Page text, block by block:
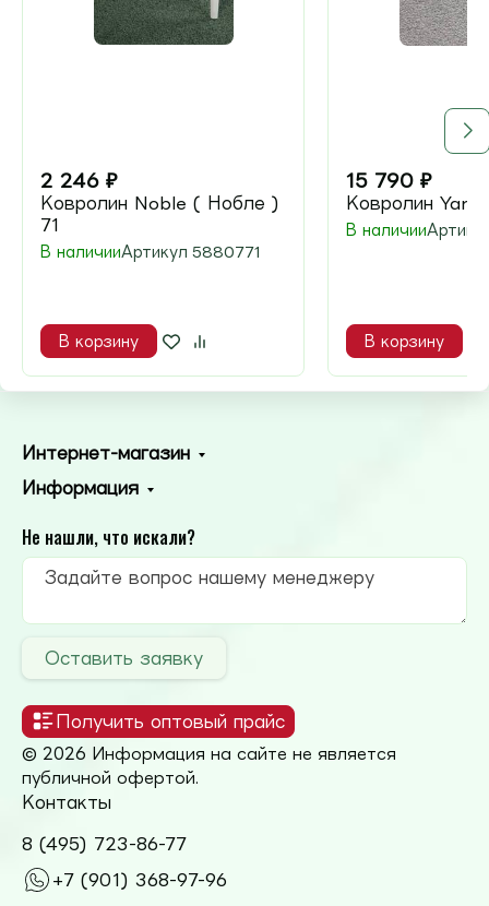
2 246 ₽
Ковролин Noble ( Нобле )
71
В наличииАртикул 5880771
В корзину
15 790 ₽
Ковролин
В наличии
В корзину
Интернет-магазин
Информация
Не нашли, что искали?
Оставить заявку
Получить оптовый прайс
© 2026 Информация на сайте не является
публичной офертой.
Контакты
8 (495) 723-86-77
+7 (901) 368-97-96